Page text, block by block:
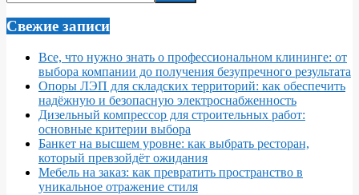
Свежие записи
Все, что нужно знать о профессиональном клининге: от
выбора компании до получения безупречного результата
Опоры ЛЭП для складских территорий: как обеспечить
надёжную и безопасную электроснабженность
Дизельный компрессор для строительных работ:
основные критерии выбора
Банкет на высшем уровне: как выбрать ресторан,
который превзойдёт ожидания
Мебель на заказ: как превратить пространство в
уникальное отражение стиля